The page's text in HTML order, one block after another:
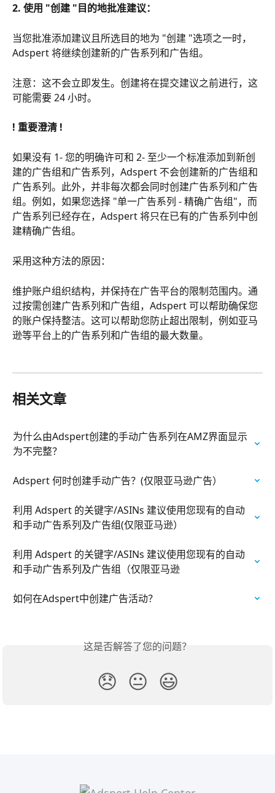
2. 使用 "创建 "目的地批准建议：
当您批准添加建议且所选目的地为 "创建 "选项之一时，
Adspert 将继续创建新的广告系列和广告组。
注意：这不会立即发生。创建将在提交建议之前进行，这
可能需要 24 小时。
! 重要澄清 !
如果没有 1- 您的明确许可和 2- 至少一个标准添加到新创
建的广告组和广告系列，Adspert 不会创建新的广告组和
广告系列。此外，并非每次都会同时创建广告系列和广告
组。例如，如果您选择 "单一广告系列 - 精确广告组"，而
广告系列已经存在，Adspert 将只在已有的广告系列中创
建精确广告组。
采用这种方法的原因：
维护账户组织结构，并保持在广告平台的限制范围内。通
过按需创建广告系列和广告组，Adspert 可以帮助确保您
的账户保持整洁。这可以帮助您防止超出限制，例如亚马
逊等平台上的广告系列和广告组的最大数量。
相关文章
为什么由Adspert创建的手动广告系列在AMZ界面显示
为不完整？
Adspert 何时创建手动广告？(仅限亚马逊广告）
利用 Adspert 的关键字/ASINs 建议使用您现有的自动
和手动广告系列及广告组(仅限亚马逊）
利用 Adspert 的关键字/ASINs 建议使用您现有的自动
和手动广告系列及广告组（仅限亚马逊
如何在Adspert中创建广告活动？
这是否解答了您的问题？
😞 😐 😃